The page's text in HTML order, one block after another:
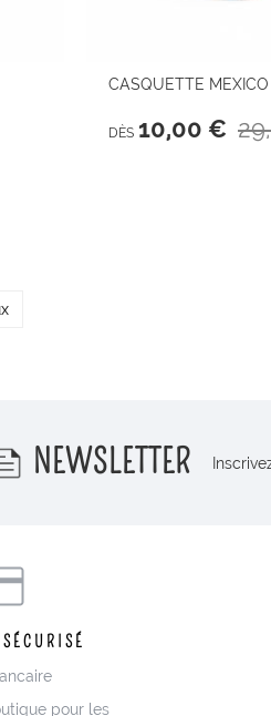
CASQUETTE
DÈS 10,00 €
NEWSLETTER
pour les